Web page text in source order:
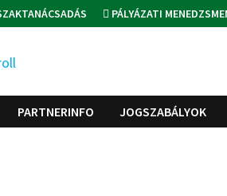
PÁLYÁZATI
PARTNERINFO JOGSZABÁLYOK